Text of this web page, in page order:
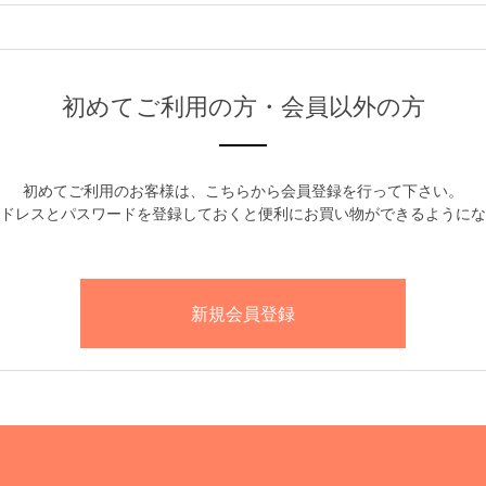
初めてご利用の方・会員以外の方
初めてご利用のお客様は、こちらから会員登録を行って下さい。
レスとパスワードを登録しておくと便利にお買い物ができるように